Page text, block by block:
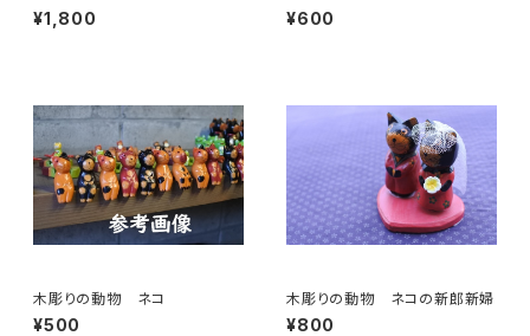
タバコ
¥1,800
ァ カエル
¥600
木彫りの動物 ネコ
¥500
木彫りの動物 ネコの新郎新婦
¥800